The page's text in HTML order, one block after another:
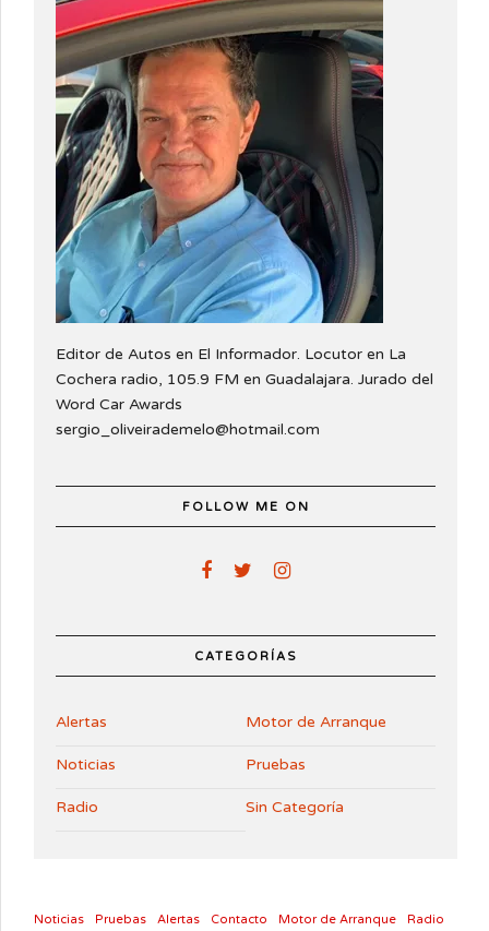
Editor de Autos en El Informador. Locutor en La
Cochera radio, 105.9 FM en Guadalajara. Jurado del
Word Car Awards
sergio_oliveirademelo@hotmail.com
FOLLOW ME ON
CATEGORÍAS
Alertas Motor de Arranque
Noticias Pruebas
Radio Sin Categoría
Noticias Pruebas Alertas Contacto Motor de Arranque Radio